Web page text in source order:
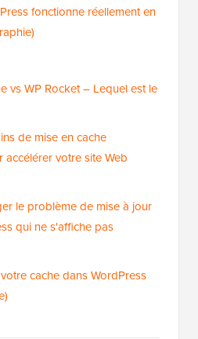
fonctionne réellement en
vs WP Rocket – Lequel est le
de mise en cache
accélérer votre site Web
le problème de mise à jour
qui ne s'affiche pas
cache dans WordPress